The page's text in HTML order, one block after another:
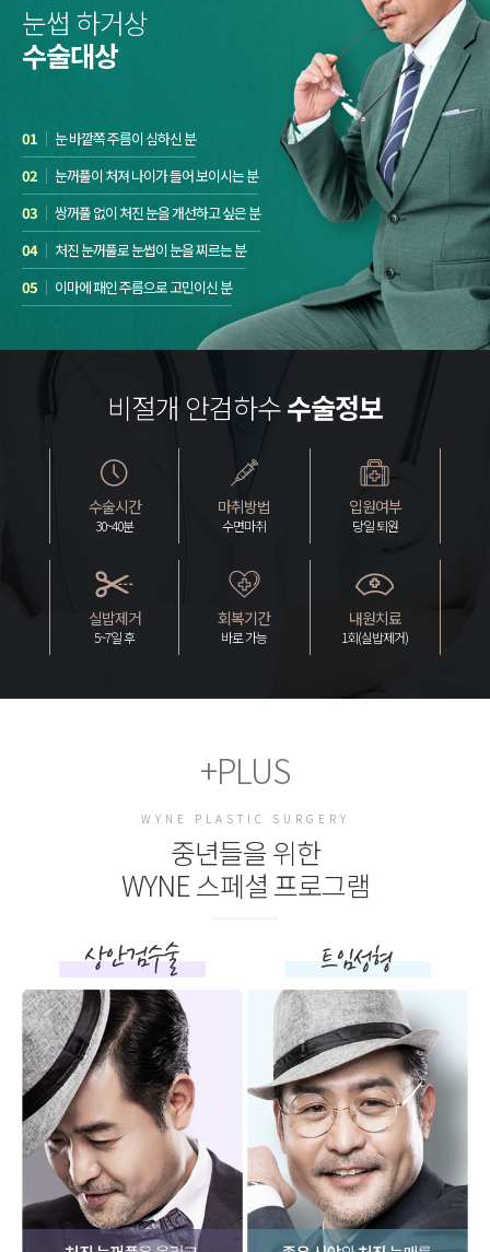
눈썹 하거상
수술대상
01
눈 바깥쪽 주름이 심하신 분
02
눈꺼풀이 처져 나이가 들어 보이시는 분
03
쌍꺼풀 없이 처진 눈을 개선하고 싶은 분
04
처진 눈꺼풀로 눈썹이 눈을 찌르는 분
05
이마에 패인 주름으로 고민이신 분
비절개 안검하수수술정보
수술시간
30~40분
마취방법
수면마취
입원여부
당일 퇴원
실밥제거
5~7일 후
회복기간
바로 가능
내원치료
1회(실밥제거)
+PLUS
WYNE PLASTIC SURGERY
중년들을 위한
WYNE 스페셜 프로그램